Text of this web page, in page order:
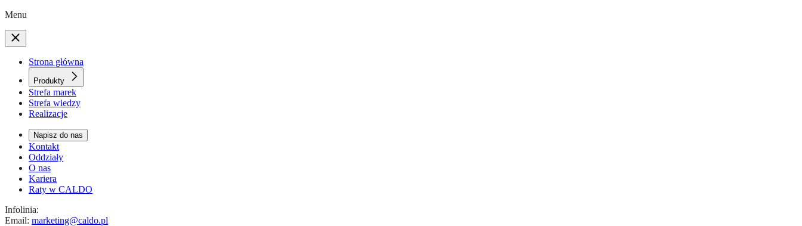
Menu
Strona główna
Produkty
Strefa marek
Strefa wiedzy
Realizacje
Napisz do nas
Kontakt
Oddziały
O nas
Kariera
Raty w CALDO
Infolinia:
Email: marketing@caldo.pl